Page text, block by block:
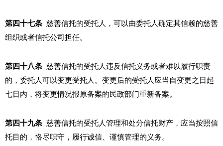
第四十七条 慈善信托的受托人，可以由委托人确定其信赖的慈善
组织或者信托公司担任。
第四十八条 慈善信托的受托人违反信托义务或者难以履行职责
的，委托人可以变更受托人。变更后的受托人应当自变更之日起
七日内，将变更情况报原备案的民政部门重新备案。
第四十九条 慈善信托的受托人管理和处分信托财产，应当按照信
托目的，恪尽职守，履行诚信、谨慎管理的义务。